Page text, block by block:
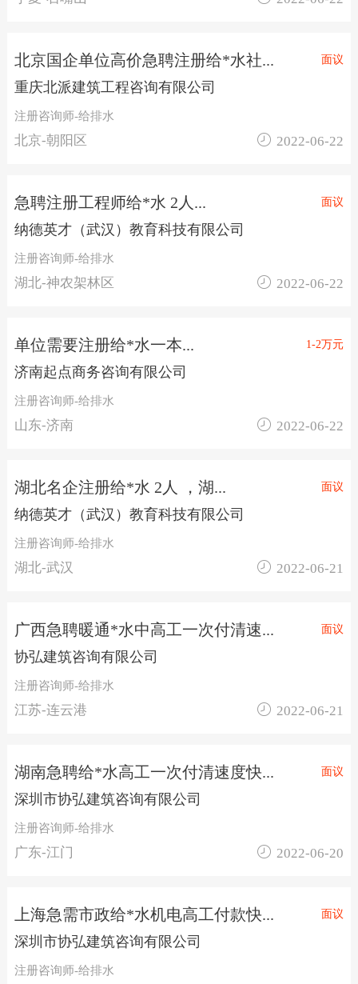
北京国企单位高价急聘注册给*水社... 面议
重庆北派建筑工程咨询有限公司
注册咨询师-给排水
北京-朝阳区  2022-06-22
急聘注册工程师给*水 2人... 面议
纳德英才（武汉）教育科技有限公司
注册咨询师-给排水
湖北-神农架林区  2022-06-22
单位需要注册给*水一本... 1-2万元
济南起点商务咨询有限公司
注册咨询师-给排水
山东-济南  2022-06-22
湖北名企注册给*水 2人 ，湖... 面议
纳德英才（武汉）教育科技有限公司
注册咨询师-给排水
湖北-武汉  2022-06-21
广西急聘暖通*水中高工一次付清速... 面议
协弘建筑咨询有限公司
注册咨询师-给排水
江苏-连云港  2022-06-21
湖南急聘给*水高工一次付清速度快... 面议
深圳市协弘建筑咨询有限公司
注册咨询师-给排水
广东-江门  2022-06-20
上海急需市政给*水机电高工付款快... 面议
深圳市协弘建筑咨询有限公司
注册咨询师-给排水